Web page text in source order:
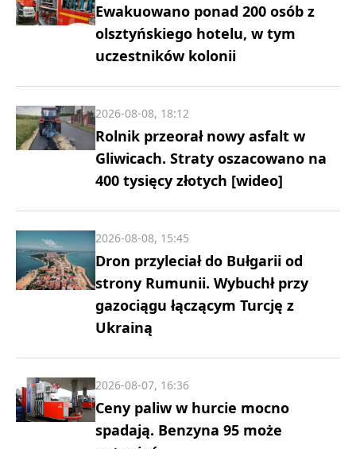
Ewakuowano ponad 200 osób z
olsztyńskiego hotelu, w tym
uczestników kolonii
Rolnik przeorał nowy asfalt w
Gliwicach. Straty oszacowano na
400 tysięcy złotych [wideo]
2026-08-08, 18:12
Dron przyleciał do Bułgarii od
strony Rumunii. Wybuchł przy
gazociągu łączącym Turcję z
Ukrainą
2026-08-08, 15:45
Ceny paliw w hurcie mocno
spadają. Benzyna 95 może
2026-08-07, 16:36